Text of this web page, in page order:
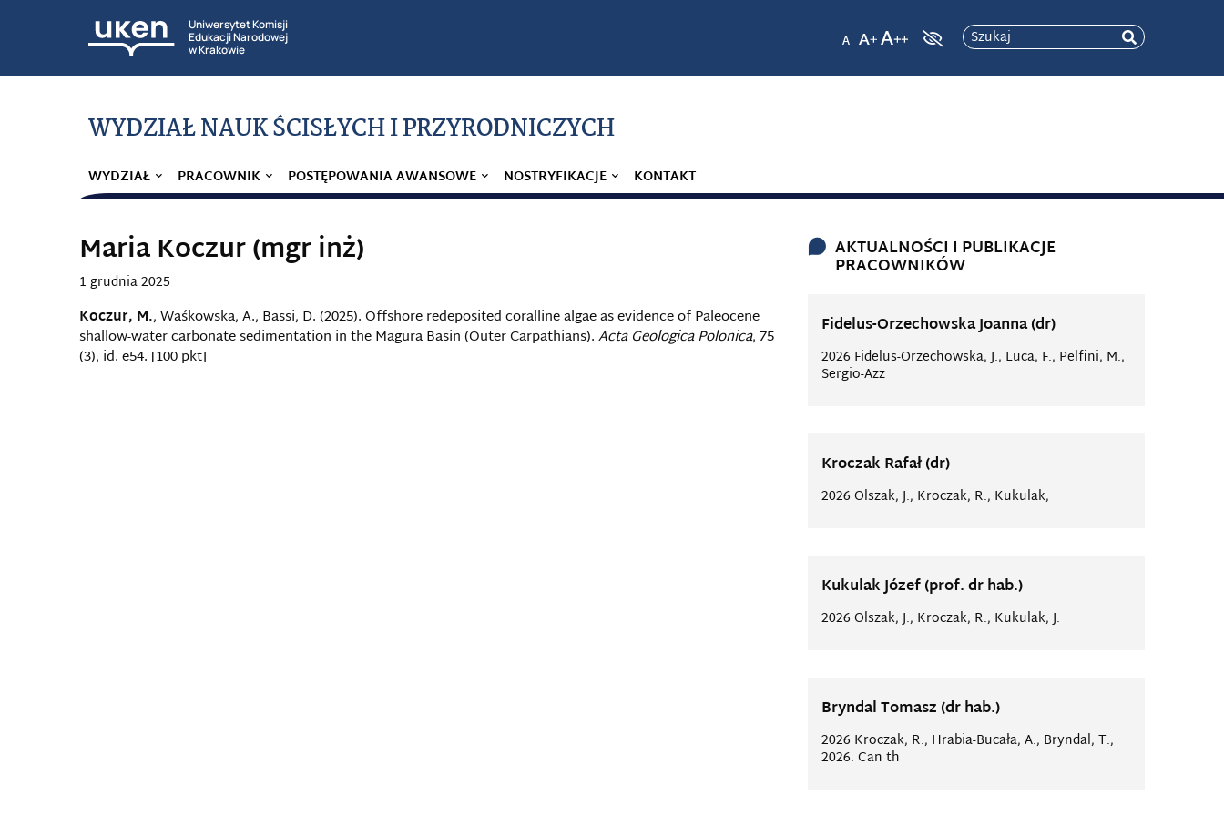
Uniwersytet Komisji
Edukacji Narodowej
w Krakowie
Szukaj
WYDZIAŁ NAUK ŚCISŁYCH I PRZYRODNICZYCH
WYDZIAŁ PRACOWNIK POSTĘPOWANIA AWANSOWE NOSTRYFIKACJE KONTAKT
Maria Koczur (mgr inż)
1 grudnia 2025
Koczur, M., Waśkowska, A., Bassi, D. (2025). Offshore redeposited coralline algae as evidence of Paleocene
shallow-water carbonate sedimentation in the Magura Basin (Outer Carpathians).Acta Geologica Polonica, 75
(3), id. e54. [100 pkt]
AKTUALNOŚCI I PUBLIKACJE
PRACOWNIKÓW
Fidelus-Orzechowska Joanna (dr)
2026 Fidelus-Orzechowska, J., Luca, F., Pelfini, M.,
Sergio-Azz
Kroczak Rafał (dr)
2026 Olszak, J., Kroczak, R., Kukulak,
Kukulak Józef (prof. dr hab.)
2026 Olszak, J., Kroczak, R., Kukulak, J.
Bryndal Tomasz (dr hab.)
2026 Kroczak, R., Hrabia-Bucała, A., Bryndal, T.,
2026. Can th